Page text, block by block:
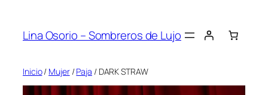
contenido
Lina Osorio – Sombreros de Lujo
Inicio/ Mujer/Paja / DARK STRAW